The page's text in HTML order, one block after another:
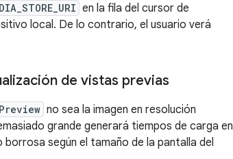
en la fila del cursor de
local. De lo contrario, el usuario verá
de vistas previas
no sea la imagen en resolución
grande generará tiempos de carga en
borrosa según el tamaño de la pantalla del